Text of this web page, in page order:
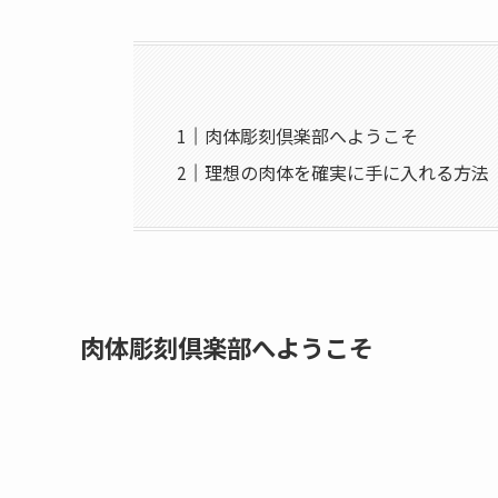
肉体彫刻倶楽部へようこそ
理想の肉体を確実に手に入れる方法
肉体彫刻倶楽部へようこそ